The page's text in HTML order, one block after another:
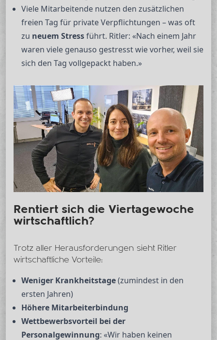
Viele Mitarbeitende nutzen den zusätzlichen
freien Tag für private Verpflichtungen – was oft
zu neuem Stressführt. Ritler: «Nach einem Jahr
waren viele genauso gestresst wie vorher, weil sie
sich den Tag vollgepackt haben.»
Rentiert sich die Viertagewoche
wirtschaftlich?
Trotz aller Herausforderungen sieht Ritler
wirtschaftliche Vorteile:
Weniger Krankheitstage(zumindest in den
ersten Jahren)
Höhere Mitarbeiterbindung
Wettbewerbsvorteil bei der
Personalgewinnung: «Wir haben keinen